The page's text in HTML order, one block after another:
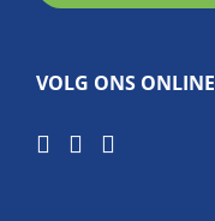
VOLG ONS ONLINE